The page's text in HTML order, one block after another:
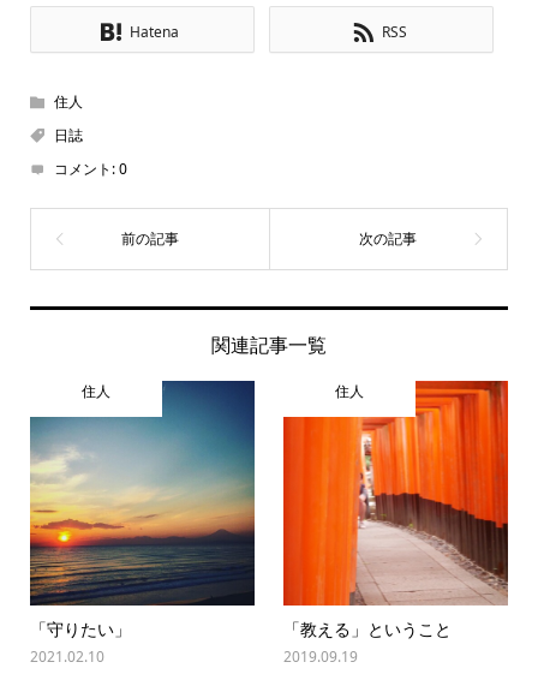
Hatena RSS
住人
日誌
コメント:0
関連記事一覧
住人
「守りたい」
2021.02.10
住人
「教える」ということ
2019.09.19